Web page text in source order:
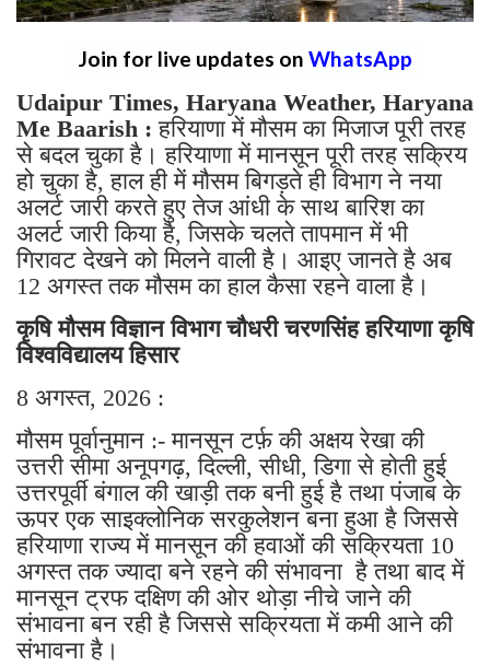
Join for live updates on WhatsApp
Udaipur Times, Haryana Weather, Haryana
Me Baarish : हरियाणा में मौसम का मिजाज पूरी तरह
से बदल चुका है। हरियाणा में मानसून पूरी तरह सक्रिय
हो चुका है, हाल ही में मौसम बिगड़ते ही विभाग ने नया
अलर्ट जारी करते हुए तेज आंधी के साथ बारिश का
अलर्ट जारी किया है, जिसके चलते तापमान में भी
गिरावट देखने को मिलने वाली है। आइए जानते है अब
12 अगस्त तक मौसम का हाल कैसा रहने वाला है।
कृषि मौसम विज्ञान विभाग चौधरी चरणसिंह हरियाणा कृषि
विश्वविद्यालय हिसार
8 अगस्त, 2026 :
मौसम पूर्वानुमान :- मानसून टर्फ़ की अक्षय रेखा की
उत्तरी सीमा अनूपगढ़, दिल्ली, सीधी, डिगा से होती हुई
उत्तरपूर्वी बंगाल की खाड़ी तक बनी हुई है तथा पंजाब के
ऊपर एक साइक्लोनिक सरकुलेशन बना हुआ है जिससे
हरियाणा राज्य में मानसून की हवाओं की सक्रियता 10
अगस्त तक ज्यादा बने रहने की संभावना है तथा बाद में
मानसून ट्रफ दक्षिण की ओर थोड़ा नीचे जाने की
संभावना बन रही है जिससे सक्रियता में कमी आने की
संभावना है।